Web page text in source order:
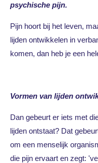
psychische pijn.
Pijn hoort bij het leven,
lijden ontwikkelen in
komen, dan heb je een
Vormen van lijden
Dan gebeurt er iets met
lijden ontstaat? Dat
om een menselijk
die pijn ervaart en zegt: